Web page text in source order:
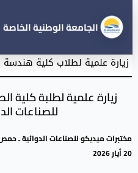
الجامعة الوطنية الخاصة
زيارة علمية لطلبة كلية
للصناعات
مختبرات ميديكو للصناعات الدوائية ـ حمص
20 أيار 2026